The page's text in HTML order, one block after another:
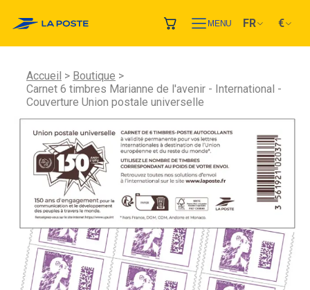
MENU FR €
Accueil
Boutique
Carnet 6 timbres Marianne de l'avenir - International -
Couverture Union postale universelle